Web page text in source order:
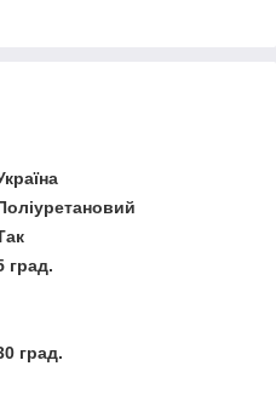
град.
град.